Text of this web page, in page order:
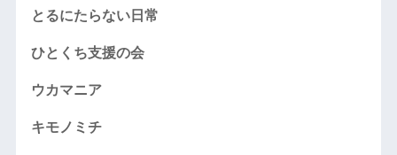
とるにたらない日常
ひとくち支援の会
ウカマニア
キモノミチ